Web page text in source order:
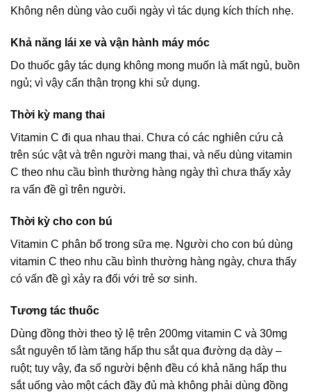
Không nên dùng vào cuối ngày vì tác dụng kích thích nhẹ.
Khả năng lái xe và vận hành máy móc
Do thuốc gây tác dụng không mong muốn là mất ngủ, buồn
ngủ; vì vậy cẩn thận trọng khi sử dụng.
Thời kỳ mang thai
Vitamin C đi qua nhau thai. Chưa có các nghiên cứu cả
trên súc vật và trên người mang thai, và nếu dùng vitamin
C theo nhu cầu bình thường hàng ngày thì chưa thấy xảy
ra vấn đề gì trên người.
Thời kỳ cho con bú
Vitamin C phân bố trong sữa mẹ. Người cho con bú dùng
vitamin C theo nhu cầu bình thường hàng ngày, chưa thấy
có vấn đề gì xảy ra đối với trẻ sơ sinh.
Tương tác thuốc
Dùng đồng thời theo tỷ lệ trên 200mg vitamin C và 30mg
sắt nguyên tố làm tăng hấp thu sắt qua đường dạ dày –
ruột; tuy vậy, đa số người bệnh đều có khả năng hấp thu
sắt uống vào một cách đầy đủ mà không phải dùng đồng